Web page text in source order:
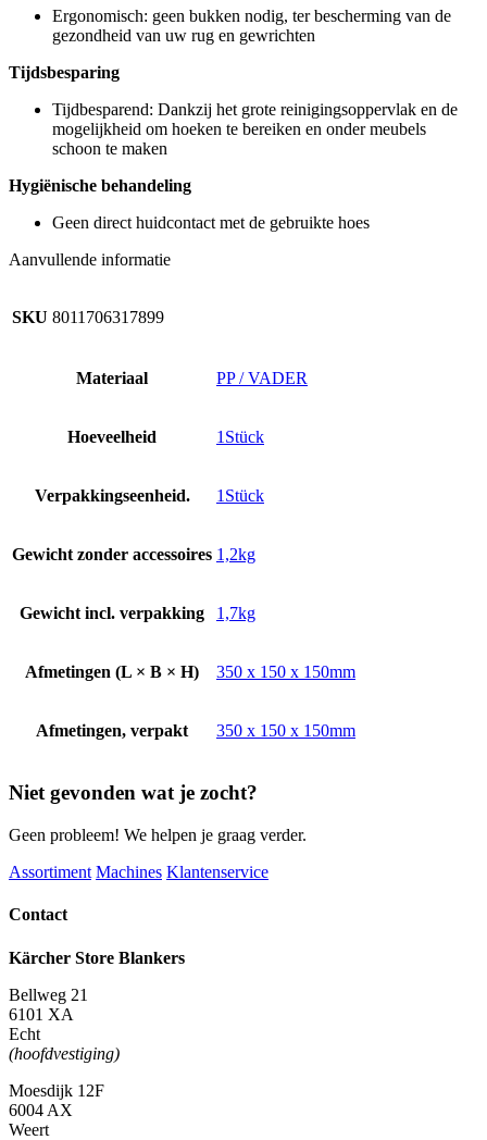
Ergonomisch: geen bukken nodig, ter bescherming van de
gezondheid van uw rug en gewrichten
Tijdsbesparing
Tijdbesparend: Dankzij het grote reinigingsoppervlak en de
mogelijkheid om hoeken te bereiken en onder meubels
schoon te maken
Hygiënische behandeling
Geen direct huidcontact met de gebruikte hoes
Aanvullende informatie
SKU 8011706317899
Materiaal PP / VADER
Hoeveelheid 1Stück
Verpakkingseenheid. 1Stück
Gewicht zonder accessoires 1,2kg
Gewicht incl. verpakking 1,7kg
Afmetingen (L × B × H) 350 x 150 x 150mm
Afmetingen, verpakt 350 x 150 x 150mm
Niet gevonden wat je zocht?
Geen probleem! We helpen je graag verder.
Assortiment Machines Klantenservice
Contact
Kärcher Store Blankers
Bellweg 21
6101 XA
Echt
(hoofdvestiging)
Moesdijk 12F
6004 AX
Weert